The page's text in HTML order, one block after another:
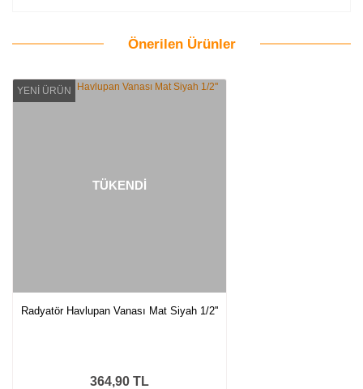
Önerilen Ürünler
YENİ ÜRÜN
TÜKENDİ
Radyatör Havlupan Vanası Mat Siyah 1/2''
364,90 TL